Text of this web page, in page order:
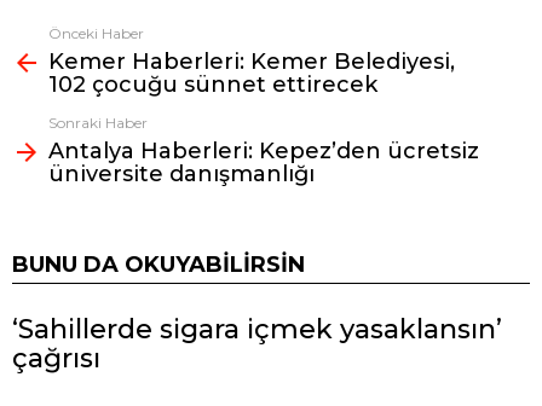
Fazlasına
bak
Önceki Haber
Kemer Haberleri: Kemer Belediyesi,
102 çocuğu sünnet ettirecek
Sonraki Haber
Antalya Haberleri: Kepez’den ücretsiz
üniversite danışmanlığı
BUNU DA OKUYABILIRSIN
‘Sahillerde sigara içmek yasaklansın’
çağrısı